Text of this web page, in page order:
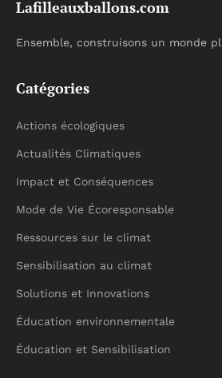
Lafilleauxballons.com
Ensemble, construisons un monde
Catégories
Actions écologiques
Actualités Climatiques
Impact et Conséquences
Mode de Vie Écoresponsable
Ressources sur le climat
Sensibilisation au climat
Solutions et Innovations
Éducation environnementale
Éducation et Sensibilisation